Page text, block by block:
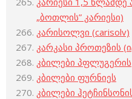
„ბოთლის” კარიესი)
კარისოლვი (carisolv)
კარკასი პროთეზის
კბილები პფლუგერის
კბილები ფურნიეს
კბილები